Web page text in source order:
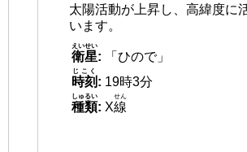
太陽活動が上昇し、高緯度に
います。
衛星
えいせい
:
「ひので」
時刻
じこく
: 19時3分
種類
しゅるい
: X線
せん